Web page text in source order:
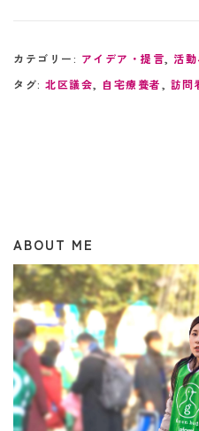
カテゴリー: アイデア・提言, 活
タグ: 北区議会, 自宅療養者, 訪問
ABOUT ME